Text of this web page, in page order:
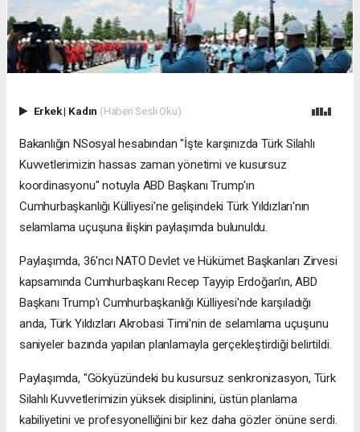
Erkek| Kadın (Haberi Sesli Oku)
Bakanlığın NSosyal hesabından "İşte karşınızda Türk Silahlı
Kuvvetlerimizin hassas zaman yönetimi ve kusursuz
koordinasyonu" notuyla ABD Başkanı Trump'ın
Cumhurbaşkanlığı Külliyesi'ne gelişindeki Türk Yıldızları'nın
selamlama uçuşuna ilişkin paylaşımda bulunuldu.
Paylaşımda, 36'ncı NATO Devlet ve Hükümet Başkanları Zirvesi
kapsamında Cumhurbaşkanı Recep Tayyip Erdoğan'ın, ABD
Başkanı Trump'ı Cumhurbaşkanlığı Külliyesi'nde karşıladığı
anda, Türk Yıldızları Akrobasi Timi'nin de selamlama uçuşunu
saniyeler bazında yapılan planlamayla gerçekleştirdiği belirtildi.
Paylaşımda, "Gökyüzündeki bu kusursuz senkronizasyon, Türk
Silahlı Kuvvetlerimizin yüksek disiplinini, üstün planlama
kabiliyetini ve profesyonelliğini bir kez daha gözler önüne serdi.